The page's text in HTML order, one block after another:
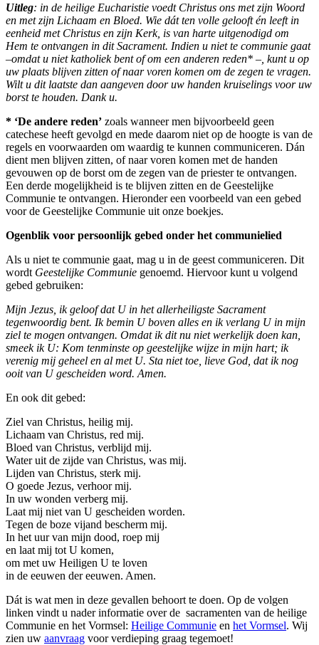
Uitleg: in de heilige Eucharistie voedt Christus ons met zijn Woord
en met zijn Lichaam en Bloed. Wie dát ten volle gelooft én leeft in
eenheid met Christus en zijn Kerk, is van harte uitgenodigd om
Hem te ontvangen in dit Sacrament. Indien u niet te communie gaat
–omdat u niet katholiek bent of om een anderen reden* –, kunt u op
uw plaats blijven zitten of naar voren komen om de zegen te vragen.
Wilt u dit laatste dan aangeven door uw handen kruiselings voor uw
borst te houden. Dank u.
* ‘De andere reden’ zoals wanneer men bijvoorbeeld geen
catechese heeft gevolgd en mede daarom niet op de hoogte is van de
regels en voorwaarden om waardig te kunnen communiceren. Dán
dient men blijven zitten, of naar voren komen met de handen
gevouwen op de borst om de zegen van de priester te ontvangen.
Een derde mogelijkheid is te blijven zitten en de Geestelijke
Communie te ontvangen. Hieronder een voorbeeld van een gebed
voor de Geestelijke Communie uit onze boekjes.
Ogenblik voor persoonlijk gebed onder het communielied
Als u niet te communie gaat, mag u in de geest communiceren. Dit
wordt Geestelijke Communie genoemd. Hiervoor kunt u volgend
gebed gebruiken:
Mijn Jezus, ik geloof dat U in het allerheiligste Sacrament
tegenwoordig bent. Ik bemin U boven alles en ik verlang U in mijn
ziel te mogen ontvangen. Omdat ik dit nu niet werkelijk doen kan,
smeek ik U: Kom tenminste op geestelijke wijze in mijn hart; ik
verenig mij geheel en al met U. Sta niet toe, lieve God, dat ik nog
ooit van U gescheiden word. Amen.
En ook dit gebed:
Ziel van Christus, heilig mij.
Lichaam van Christus, red mij.
Bloed van Christus, verblijd mij.
Water uit de zijde van Christus, was mij.
Lijden van Christus, sterk mij.
O goede Jezus, verhoor mij.
In uw wonden verberg mij.
Laat mij niet van U gescheiden worden.
Tegen de boze vijand bescherm mij.
In het uur van mijn dood, roep mij
en laat mij tot U komen,
om met uw Heiligen U te loven
in de eeuwen der eeuwen. Amen.
Dát is wat men in deze gevallen behoort te doen. Op de volgen
linken vindt u nader informatie over de sacramenten van de heilige
Communie en het Vormsel: Heilige Communie en het Vormsel. Wij
zien uw aanvraag voor verdieping graag tegemoet!